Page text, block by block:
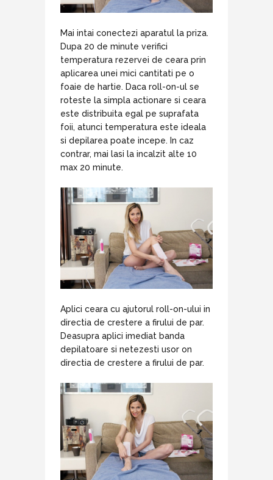
Mai intai conectezi aparatul la priza.
Dupa 20 de minute verifici
temperatura rezervei de ceara prin
aplicarea unei mici cantitati pe o
foaie de hartie. Daca roll-on-ul se
roteste la simpla actionare si ceara
este distribuita egal pe suprafata
foii, atunci temperatura este ideala
si depilarea poate incepe. In caz
contrar, mai lasi la incalzit alte 10
max 20 minute.
Aplici ceara cu ajutorul roll-on-ului in
directia de crestere a firului de par.
Deasupra aplici imediat banda
depilatoare si netezesti usor on
directia de crestere a firului de par.